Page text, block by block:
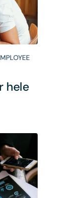
hele